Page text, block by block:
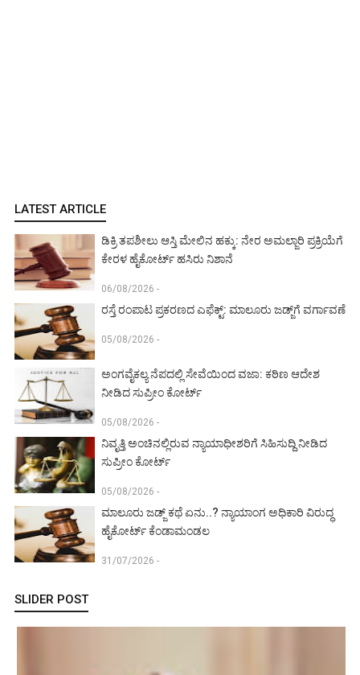
LATEST ARTICLE
ಡಿಕ್ರಿ ತಪಶೀಲು ಆಸ್ತಿ ಮೇಲಿನ ಹಕ್ಕು: ನೇರ ಅಮಲ್ಜಾರಿ ಪ್ರಕ್ರಿಯೆಗೆ
ಕೇರಳ ಹೈಕೋರ್ಟ್ ಹಸಿರು ನಿಶಾನೆ
06/08/2026 -
ರಸ್ತೆ ರಂಪಾಟ ಪ್ರಕರಣದ ಎಫೆಕ್ಟ್‌: ಮಾಲೂರು ಜಡ್ಜ್‌ಗೆ ವರ್ಗಾವಣೆ
05/08/2026 -
ಅಂಗವೈಕಲ್ಯ ನೆಪದಲ್ಲಿ ಸೇವೆಯಿಂದ ವಜಾ: ಕಠಿಣ ಆದೇಶ
ನೀಡಿದ ಸುಪ್ರೀಂ ಕೋರ್ಟ್‌
05/08/2026 -
ನಿವೃತ್ತಿ ಅಂಚಿನಲ್ಲಿರುವ ನ್ಯಾಯಾಧೀಶರಿಗೆ ಸಿಹಿಸುದ್ದಿ ನೀಡಿದ
ಸುಪ್ರೀಂ ಕೋರ್ಟ್‌
05/08/2026 -
ಮಾಲೂರು ಜಡ್ಜ್‌ ಕಥೆ ಏನು..? ನ್ಯಾಯಾಂಗ ಅಧಿಕಾರಿ ವಿರುದ್ಧ
ಹೈಕೋರ್ಟ್ ಕೆಂಡಾಮಂಡಲ
31/07/2026 -
SLIDER POST